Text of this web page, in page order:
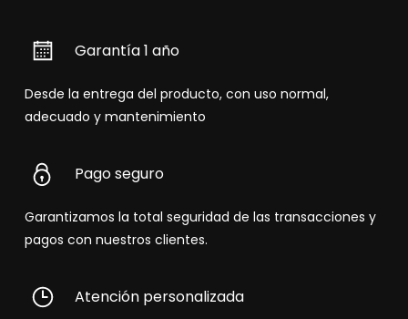
Garantía 1 año
Desde la entrega del producto, con uso normal,
adecuado y mantenimiento
Pago seguro
Garantizamos la total seguridad de las transacciones y
pagos con nuestros clientes.
Atención personalizada